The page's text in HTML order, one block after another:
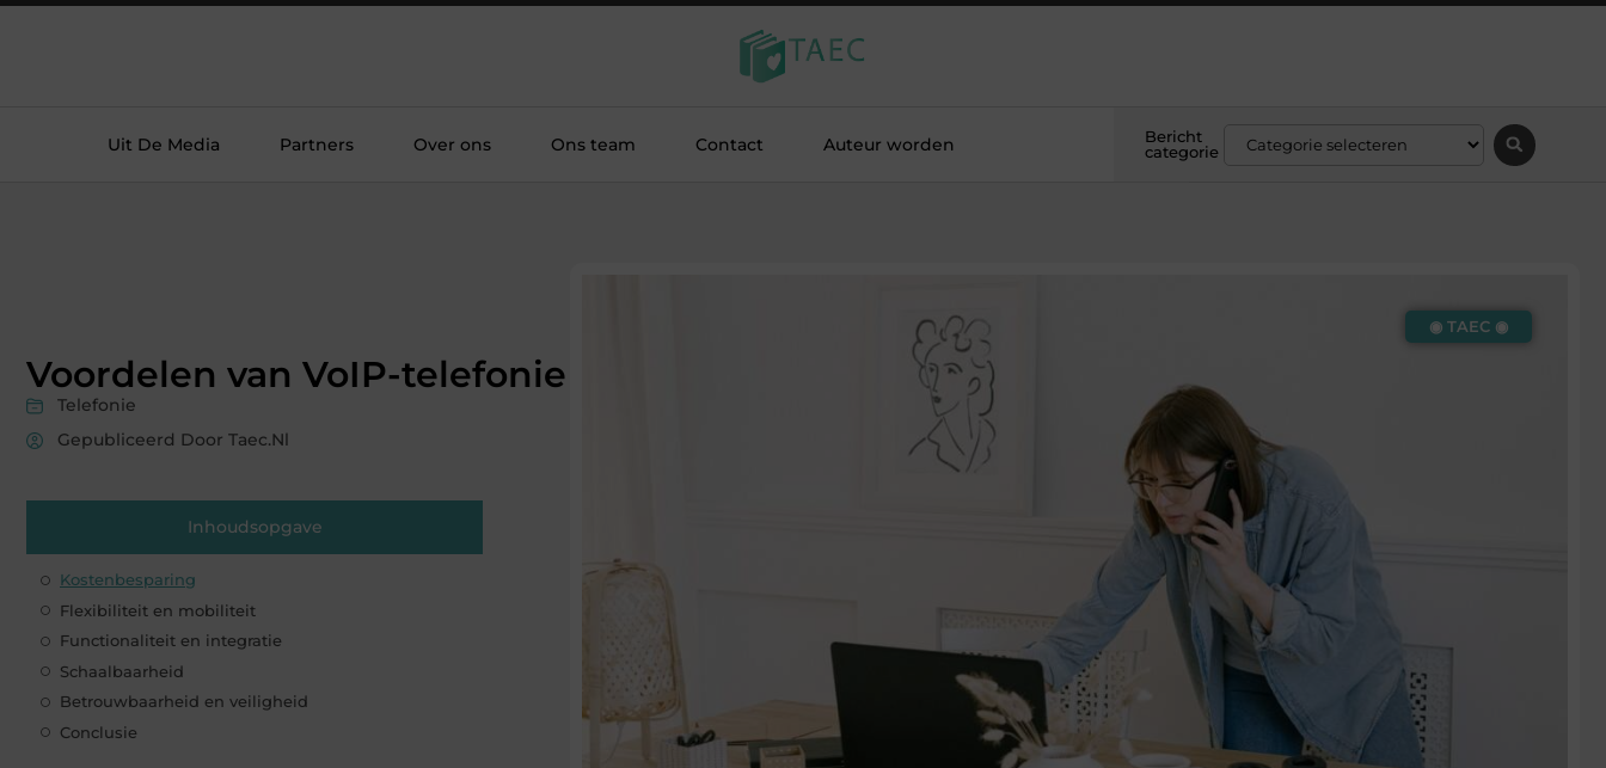
Uit De Media Partners Over ons Ons team Contact Auteur worden
Bericht
categorie
Voordelen van VoIP-telefonie
Telefonie
Gepubliceerd Door Taec.nl
Inhoudsopgave
Kostenbesparing
Flexibiliteit en mobiliteit
Functionaliteit en integratie
Schaalbaarheid
Betrouwbaarheid en veiligheid
Conclusie
◉ TAEC ◉